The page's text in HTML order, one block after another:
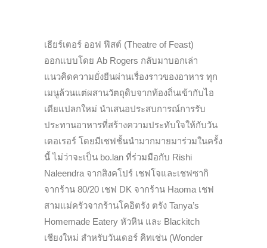
เธียร์เตอร์ ออฟ ฟีสต์ (Theatre of Feast)
ออกแบบโดย Ab Rogers กลับมาบอกเล่า
แนวคิดความยั่งยืนผ่านเรื่องราวของอาหาร ทุก
เมนูล้วนแต่ผสานวัตถุดิบจากท้องถิ่นเข้ากับไอ
เดียแปลกใหม่ นำเสนอประสบการณ์การรับ
ประทานอาหารที่สร้างความประทับใจให้กับวัน
เดอเรอร์ โดยมีเชฟชั้นนำมากมายมาร่วมในครั้ง
นี้ ไม่ว่าจะเป็น bo.lan ที่ร่วมมือกับ Rishi
Naleendra จากสิงคโปร์ เชฟโจและเชฟซากิ
จากร้าน 80/20 เชฟ DK จากร้าน Haoma เชฟ
สามแม่ครัวจากร้านโคอิตรัง ตรัง Tanya’s
Homemade Eatery หัวหิน และ Blackitch
เชียงใหม่ สำหรับวันเดอร์ คิทเช่น (Wonder